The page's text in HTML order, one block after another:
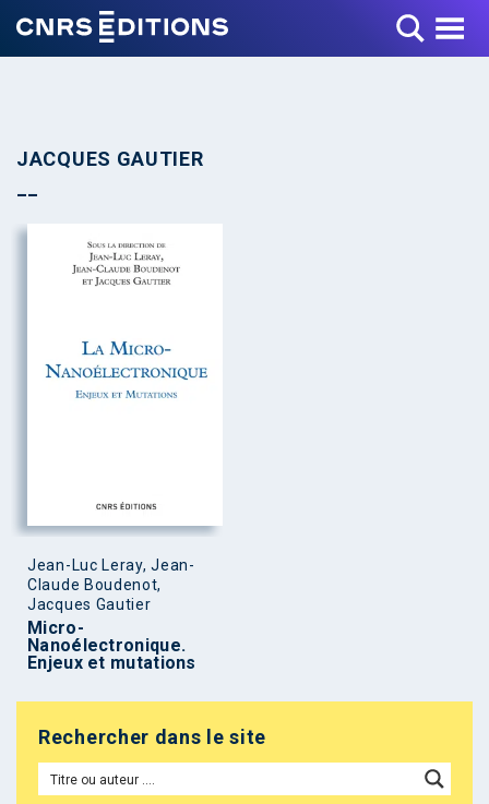
Toggle Menu
JACQUES GAUTIER
Jean-Luc Leray, Jean-
Claude Boudenot,
Jacques Gautier
Micro-
Nanoélectronique.
Enjeux et mutations
Rechercher dans le site